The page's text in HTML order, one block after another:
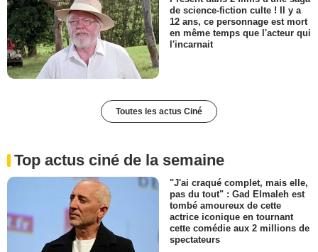
de science-fiction culte ! Il y a
12 ans, ce personnage est mort
en même temps que l'acteur qui
l'incarnait
Toutes les actus Ciné
Top actus ciné de la semaine
"J'ai craqué complet, mais elle,
pas du tout" : Gad Elmaleh est
tombé amoureux de cette
actrice iconique en tournant
cette comédie aux 2 millions de
spectateurs